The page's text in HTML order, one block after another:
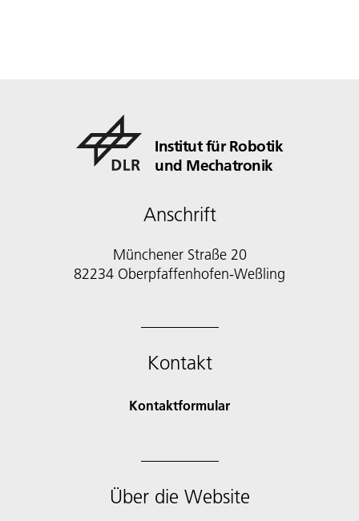
Institut für Robotik
und Mechatronik
Anschrift
Münchener Straße 20
82234 Oberpfaffenhofen-Weßling
Kontakt
Kontaktformular
Über die Website